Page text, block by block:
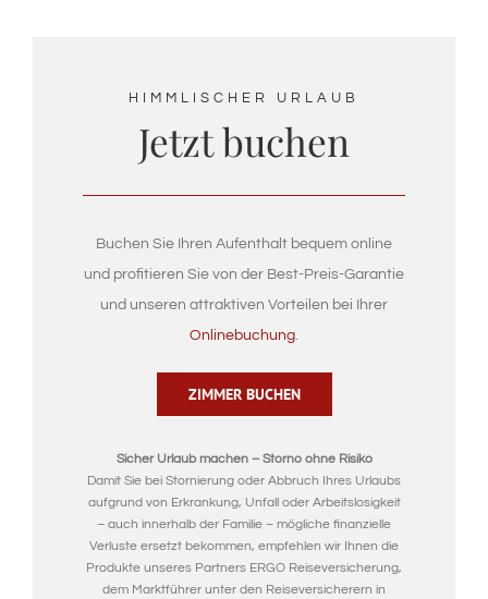
HIMMLISCHER URLAUB
Jetzt buchen
Buchen Sie Ihren Aufenthalt bequem online
und profitieren Sie von der Best-Preis-Garantie
und unseren attraktiven Vorteilen bei Ihrer
Onlinebuchung.
ZIMMER BUCHEN
Sicher Urlaub machen – Storno ohne Risiko
Damit Sie bei Stornierung oder Abbruch Ihres Urlaubs
aufgrund von Erkrankung, Unfall oder Arbeitslosigkeit
– auch innerhalb der Familie – mögliche finanzielle
Verluste ersetzt bekommen, empfehlen wir Ihnen die
Produkte unseres Partners ERGO Reiseversicherung,
dem Marktführer unter den Reiseversicherern in